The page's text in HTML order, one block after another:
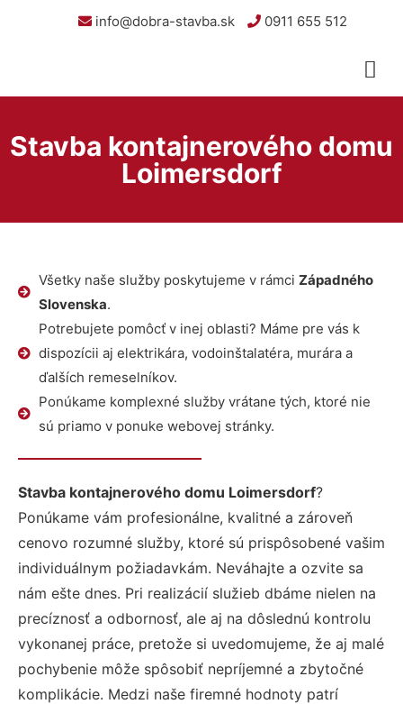
info@dobra-stavba.sk 0911 655 512
Stavba kontajnerového domu
Loimersdorf
Všetky naše služby poskytujeme v rámci Západného
Slovenska.
Potrebujete pomôcť v inej oblasti? Máme pre vás k
dispozícii aj elektrikára, vodoinštalatéra, murára a
ďalších remeselníkov.
Ponúkame komplexné služby vrátane tých, ktoré nie
sú priamo v ponuke webovej stránky.
Stavba kontajnerového domu Loimersdorf?
Ponúkame vám profesionálne, kvalitné a zároveň
cenovo rozumné služby, ktoré sú prispôsobené vašim
individuálnym požiadavkám. Neváhajte a ozvite sa
nám ešte dnes. Pri realizácií služieb dbáme nielen na
precíznosť a odbornosť, ale aj na dôslednú kontrolu
vykonanej práce, pretože si uvedomujeme, že aj malé
pochybenie môže spôsobiť nepríjemné a zbytočné
komplikácie. Medzi naše firemné hodnoty patrí